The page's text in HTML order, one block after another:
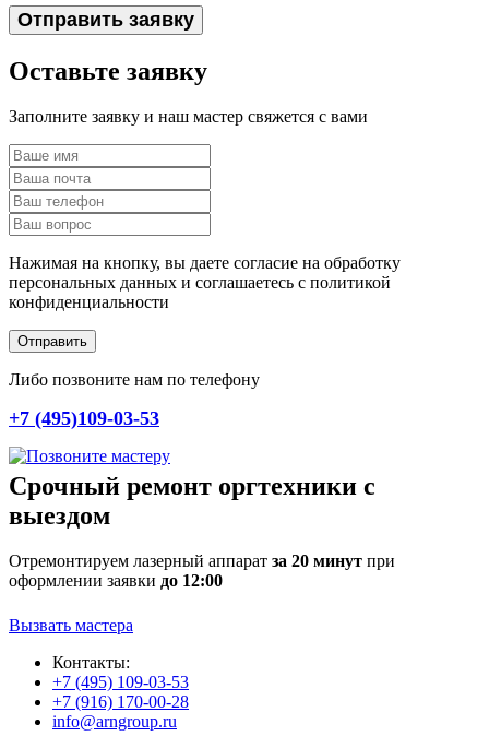
Отправить заявку
Оставьте заявку
Заполните заявку и наш мастер свяжется с вами
Нажимая на кнопку, вы даете согласие на обработку
персональных данных и соглашаетесь c политикой
конфиденциальности
Отправить
Либо позвоните нам по телефону
+7 (495)109-03-53
Срочный ремонт оргтехники с
выездом
Отремонтируем лазерный аппарат за 20 минут при
оформлении заявки до 12:00
Вызвать мастера
Контакты:
+7 (495) 109-03-53
+7 (916) 170-00-28
info@arngroup.ru